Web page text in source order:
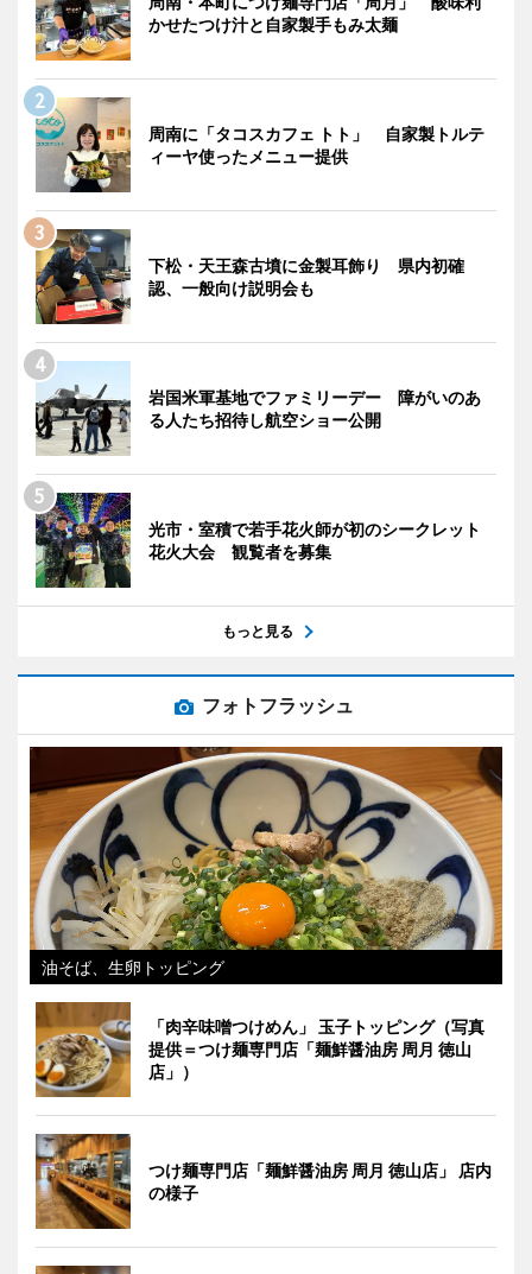
かせたつけ汁と自家製手もみ太麺
周南に「タコスカフェ トト」 自家製トルテ
ィーヤ使ったメニュー提供
下松・天王森古墳に金製耳飾り 県内初確
認、一般向け説明会も
岩国米軍基地でファミリーデー 障がいのあ
る人たち招待し航空ショー公開
光市・室積で若手花火師が初のシークレット
花火大会 観覧者を募集
もっと見る
フォトフラッシュ
油そば、生卵トッピング
「肉辛味噌つけめん」 玉子トッピング（写真
提供＝つけ麺専門店「麺鮮醤油房 周月 徳山
店」）
つけ麺専門店「麺鮮醤油房 周月 徳山店」 店内
の様子